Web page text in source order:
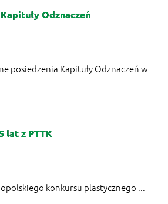
Odznaczeń
posiedzenia Kapituły Odznaczeń w
lat z PTTK
konkursu plastycznego ...